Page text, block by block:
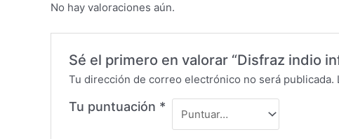
No hay valoraciones aún.
Sé el primero en valorar “Disfraz indio
Tu dirección de correo electrónico no será publicada.
Tu puntuación *